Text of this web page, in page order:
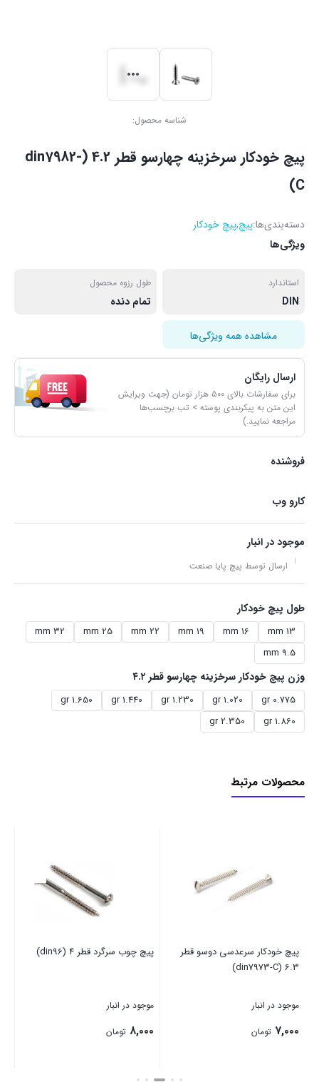
شناسه محصول:
پیچ خودکار سرخزینه چهارسو قطر 4.2 (din7982-
C)
دسته‌بندی‌ها:پیچ,پیچ خودکار
ویژگی‌ها
استاندارد
DIN
طول رزوه محصول
تمام دنده
مشاهده همه ویژگی‌ها
ارسال رایگان
برای سفارشات بالای ۵۰۰ هزار تومان (جهت ویرایش
این متن به پیکربندی پوسته > تب برچسب‌ها
مراجعه نمایید.)
فروشنده
کارو وب
موجود در انبار
ارسال توسط پیچ پایا صنعت
طول پیچ خودکار
13 mm
16 mm
19 mm
22 mm
25 mm
32 mm
9.5 mm
وزن پیچ خودکار سرخزینه چهارسو قطر ۴.۲
0.775 gr
1.020 gr
1.230 gr
1.440 gr
1.650 gr
1.860 gr
2.350 gr
محصولات مرتبط
پیچ خودکار سرعدسی دوسو قطر
6.3 (din7973-C)
موجود در انبار
۷,۰۰۰ تومان
پیچ چوب سرگرد قطر 4 (din96)
موجود در انبار
۸,۰۰۰ تومان
بستن